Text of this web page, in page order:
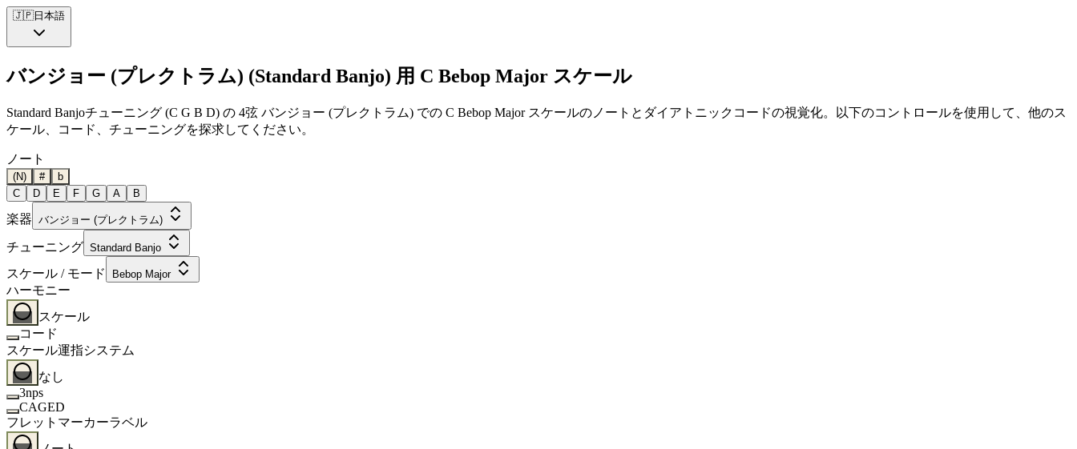
🇯🇵日本語
バンジョー (プレクトラム) (Standard Banjo) 用 C Bebop Major スケール
Standard Banjoチューニング (C G B D) の 4弦 バンジョー (プレクトラム) での C Bebop Major スケールのノートとダイアトニックコードの視覚化。以下のコントロールを使用して、他のス
ケール、コード、チューニングを探求してください。
ノート
(N) #
b
C
D E F G A B
楽器 バンジョー (プレクトラム)
チューニング Standard Banjo
スケール / モード Bebop Major
ハーモニー
スケール
コード
スケール運指システム
なし
3nps
CAGED
フレットマーカーラベル